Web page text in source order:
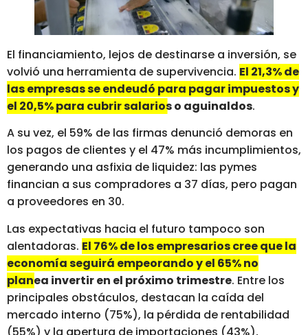
El financiamiento, lejos de destinarse a inversión, se
volvió una herramienta de supervivencia. El 21,3% de
las empresas se endeudó para pagar impuestos y
el 20,5% para cubrir salarios o aguinaldos.
A su vez, el 59% de las firmas denunció demoras en
los pagos de clientes y el 47% más incumplimientos,
generando una asfixia de liquidez: las pymes
financian a sus compradores a 37 días, pero pagan
a proveedores en 30.
Las expectativas hacia el futuro tampoco son
alentadoras. El 76% de los empresarios cree que la
economía seguirá empeorando y el 65% no
planea invertir en el próximo trimestre. Entre los
principales obstáculos, destacan la caída del
mercado interno (75%), la pérdida de rentabilidad
(55%) y la apertura de importaciones (43%),